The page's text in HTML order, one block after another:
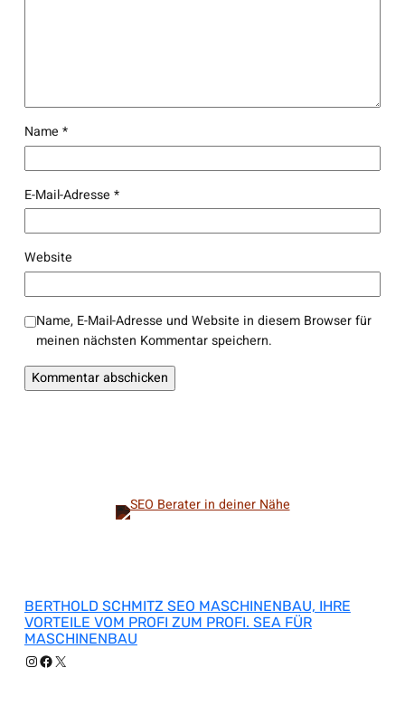
Name *
E-Mail-Adresse *
Website
Name, E-Mail-Adresse und Website in diesem Browser für
meinen nächsten Kommentar speichern.
BERTHOLD SCHMITZ SEO MASCHINENBAU, IHRE
VORTEILE VOM PROFI ZUM PROFI. SEA FÜR
MASCHINENBAU
Instagram
Facebook
X